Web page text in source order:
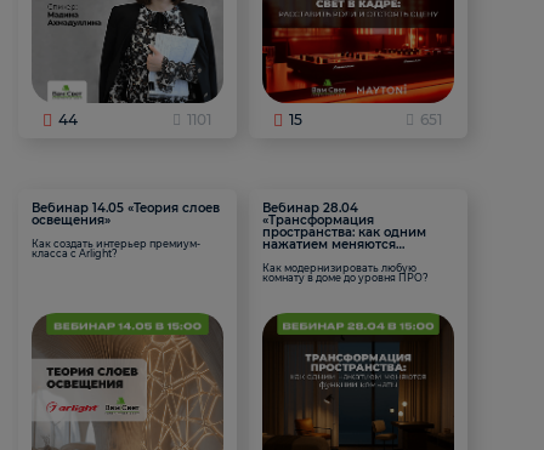
44 1101 15 651
Вебинар 14.05 «Теория слоев
освещения»
Как создать интерьер премиум-
класса с Arlight?
Вебинар 28.04
«Трансформация
пространства: как одним
нажатием меняются
Как модернизировать любую
комнату в доме до уровня ПРО?